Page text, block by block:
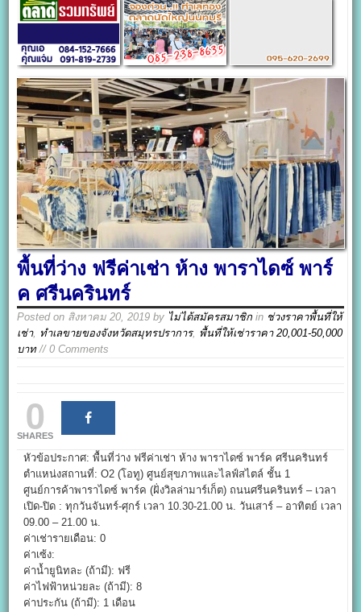
พื้นที่ว่าง ฟรีค่าเช่า ห้าง พาราไดซ์ พาร์
ค ศรีนครินทร์
Posted on สิงหาคม 20, 2019 by ไม่ได้สมัครสมาชิก in ช่วงราคาพื้นที่ให้
เช่า, ทำเลขายของจังหวัดสมุทรปราการ, พื้นที่ให้เช่าราคา 20,001-50,000
บาท// 0 Comments
0
SHARES
หัวข้อประกาศ: พื้นที่ว่าง ฟรีค่าเช่า ห้าง พาราไดซ์ พาร์ค ศรีนครินทร์
ตำแหน่งสถานที่: O2 (โอทู) ศูนย์สุขภาพและไลฟ์สไตล์ ชั้น 1
ศูนย์การค้าพาราไดซ์ พาร์ค (ฝั่งวิลล่ามาร์เก็ต) ถนนศรีนครินทร์ – เวลา
เปิด-ปิด : ทุกวันจันทร์-ศุกร์ เวลา 10.30-21.00 น. วันเสาร์ – อาทิตย์ เวลา
09.00 – 21.00 น.
ค่าเช่ารายเดือน: 0
ค่าเซ้ง:
ค่าน้ำยูนิทละ (ถ้ามี): ฟรี
ค่าไฟฟ้าหน่วยละ (ถ้ามี): 8
ค่าประกัน (ถ้ามี): 1 เดือน